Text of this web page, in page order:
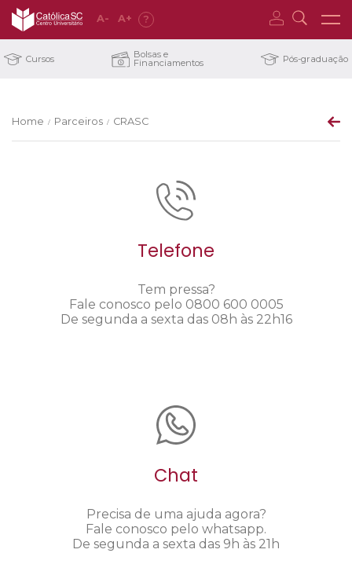
A- A+ ?
Cursos Bolsas e
Financiamentos Pós-graduação
Home / Parceiros / CRASC
Telefone
Tem pressa?
Fale conosco pelo 0800 600 0005
De segunda a sexta das 08h às 22h16
Chat
Precisa de uma ajuda agora?
Fale conosco pelo whatsapp.
De segunda a sexta das 9h às 21h